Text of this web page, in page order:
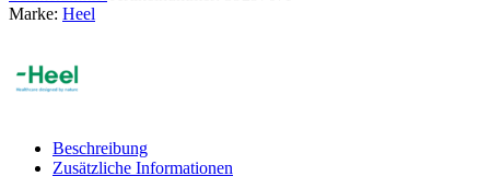
Marke: Heel
Beschreibung
Zusätzliche Informationen